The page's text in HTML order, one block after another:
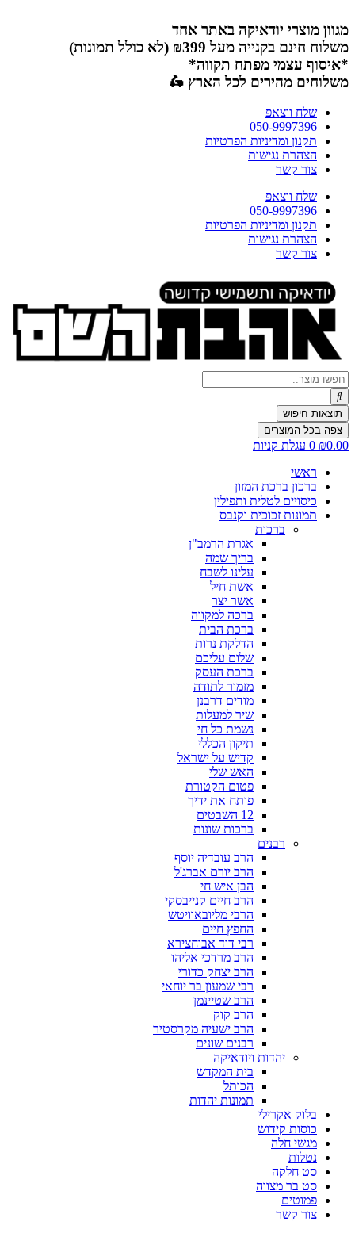
לתוכן
מגוון מוצרי יודאיקה באתר אחד
משלוח חינם בקנייה מעל ₪399 (לא כולל תמונות)
*איסוף עצמי מפתח תקווה*
משלוחים מהירים לכל הארץ 🛵
שלח ווצאפ
050-9997396
תקנון ומדיניות הפרטיות
הצהרת נגישות
צור קשר
שלח ווצאפ
050-9997396
תקנון ומדיניות הפרטיות
הצהרת נגישות
צור קשר
Search
...
תוצאות חיפוש
צפה בכל המוצרים
₪0.00
0 עגלת קניות
ראשי
ברכון ברכת המזון
כיסויים לטלית ותפילין
תמונות זכוכית וקנבס
ברכות
אגרת הרמב"ן
בריך שמה
עלינו לשבח
אשת חיל
אשר יצר
ברכה למקווה
ברכת הבית
הדלקת נרות
שלום עליכם
ברכת העסק
מזמור לתודה
מודים דרבנן
שיר למעלות
נשמת כל חי
תיקון הכללי
קדיש על ישראל
האש שלי
פטום הקטורת
פותח את ידיך
12 השבטים
ברכות שונות
רבנים
הרב עובדיה יוסף
הרב יורם אברג'ל
הבן איש חי
הרב חיים קנייבסקי
הרבי מליובאוויטש
החפץ חיים
רבי דוד אבוחצירא
הרב מרדכי אליהו
הרב יצחק כדורי
רבי שמעון בר יוחאי
הרב שטיינמן
הרב קוק
הרב ישעיה מקרסטיר
רבנים שונים
יהדות ויודאיקה
בית המקדש
הכותל
תמונות יהדות
בלוק אקרילי
כוסות קידוש
מגשי חלה
נטלות
סט חלקה
סט בר מצווה
פמוטים
צור קשר